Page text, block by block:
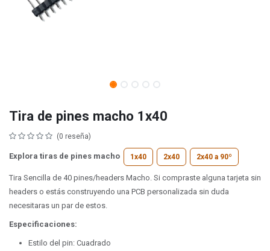
Tira de pines macho 1x40
(0 reseña)
Explora tiras de pines macho 1x40 2x40 2x40 a 90º
Tira Sencilla de 40 pines/headers Macho. Si compraste alguna tarjeta sin
headers o estás construyendo una PCB personalizada sin duda
necesitaras un par de estos.
Especificaciones:
Estilo del pin: Cuadrado